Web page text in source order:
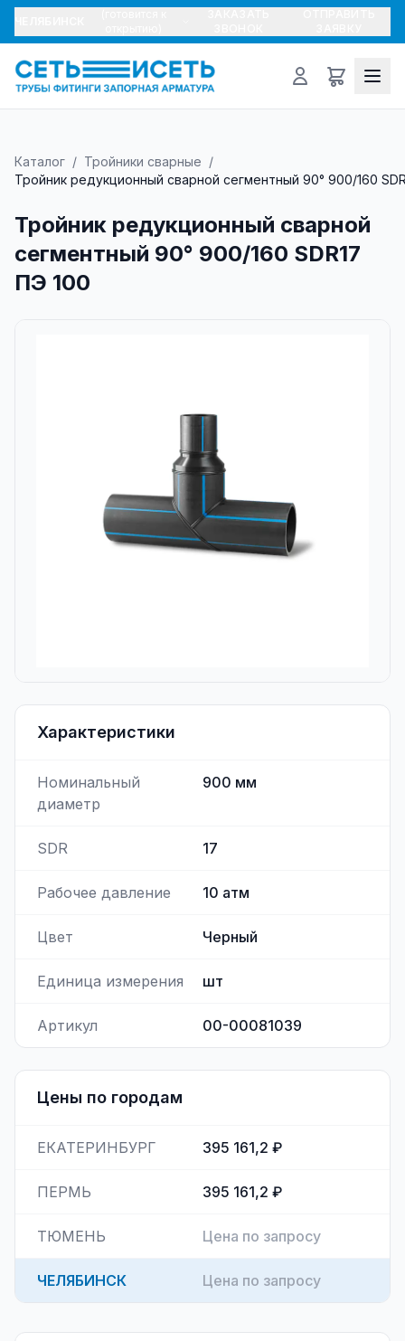
Каталог / Тройники сварные /
Тройник редукционный сварной сегментный 90° 900/160
Тройник редукционный сварной
сегментный 90° 900/160 SDR17
ПЭ 100
Характеристики
Номинальный
диаметр
900 мм
SDR 17
Рабочее давление 10 атм
Цвет Черный
Единица измерения шт
Артикул 00-00081039
Цены по городам
ЕКАТЕРИНБУРГ 395 161,2 ₽
ПЕРМЬ 395 161,2 ₽
ТЮМЕНЬ Цена по запросу
ЧЕЛЯБИНСК Цена по запросу